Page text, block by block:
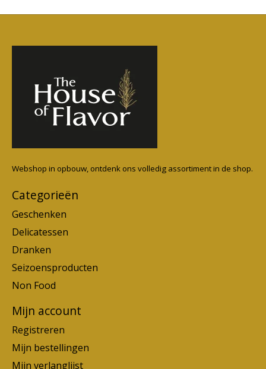
Webshop in opbouw, ontdenk ons volledig assortiment in de shop.
Categorieën
Geschenken
Delicatessen
Dranken
Seizoensproducten
Non Food
Mijn account
Registreren
Mijn bestellingen
Mijn verlanglijst